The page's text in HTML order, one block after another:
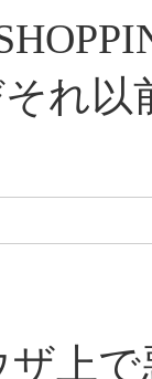
れ以
上